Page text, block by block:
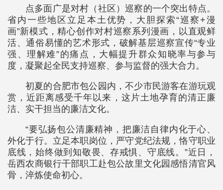
点多面广是对村（社区）巡察的一个突出特点。
省内一些地区立足本土优势，大胆探索“巡察+漫
画”新模式，精心创作对村巡察系列漫画，以直观鲜
活、通俗易懂的艺术形式，破解基层巡察宣传“专业
强、理解难”的痛点，大幅提升群众知晓率与参与
度，凝聚起全民支持巡察、参与监督的强大合力。
初夏的合肥市包公园内，不少市民游客在游玩观
赏，近距离感受千年以来，这片土地孕育的清正廉
洁、实干担当的廉洁文化。
“要弘扬包公清廉精神，把廉洁自律内化于心、
外化于行。立足本职岗位，严守党纪法规，恪守职业
底线，始终做到知敬畏、存戒惧、守底线。”近日，
岳西农商银行干部职工赴包公故里文化园感悟清官风
骨，淬炼使命初心。